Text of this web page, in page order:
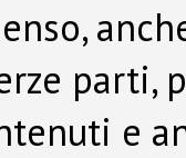
parti,
e